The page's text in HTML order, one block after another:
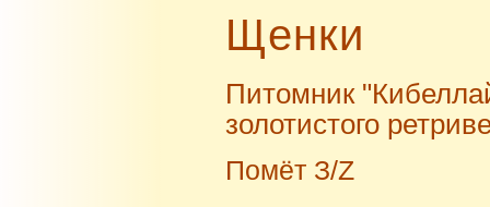
Щенки
Питомник
золотистого
Помёт З/Z